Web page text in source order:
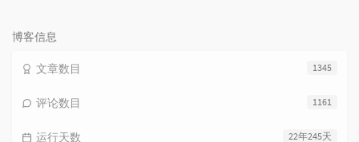
博客信息
1345
文章数目
1161
评论数目
22年245天
运行天数